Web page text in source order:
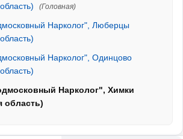
(Головная)
Нарколог", Люберцы
Нарколог", Одинцово
Нарколог", Химки
область)